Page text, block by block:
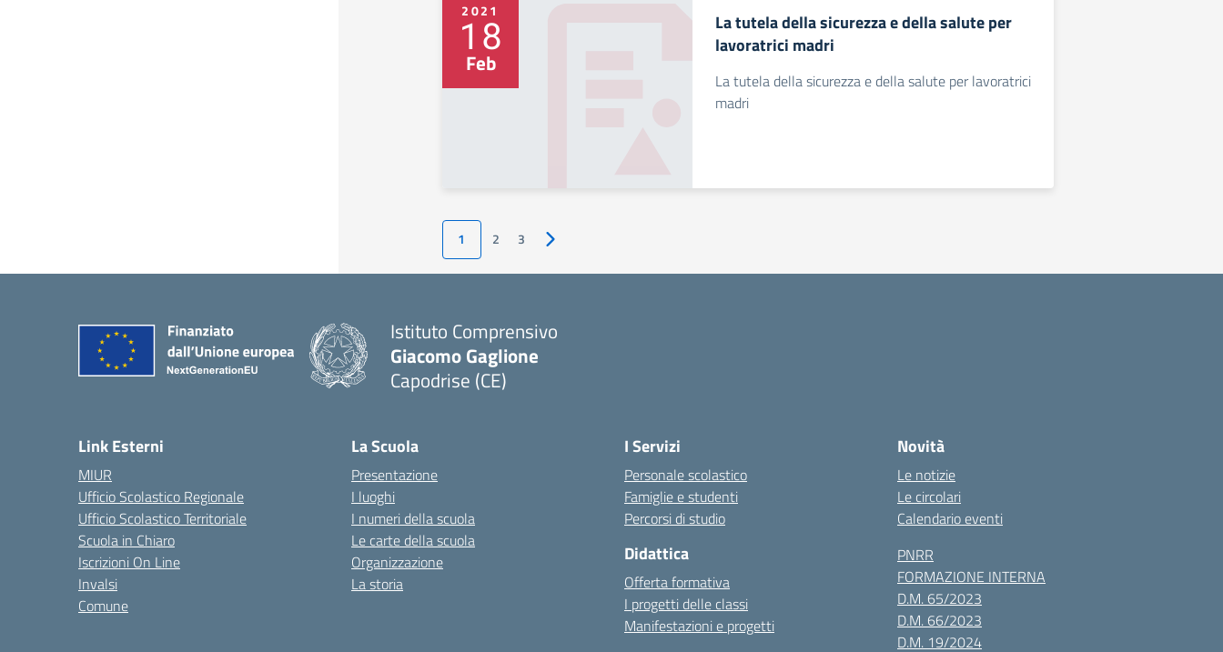
2021
18
Feb
La tutela della sicurezza e della salute per
lavoratrici madri
La tutela della sicurezza e della salute per lavoratrici
madri
1 2 3 Pagina successiva
Istituto Comprensivo
Giacomo Gaglione
Capodrise (CE)
Link Esterni
MIUR
Ufficio Scolastico Regionale
Ufficio Scolastico Territoriale
Scuola in Chiaro
Iscrizioni On Line
Invalsi
Comune
La Scuola
Presentazione
I luoghi
I numeri della scuola
Le carte della scuola
Organizzazione
La storia
I Servizi
Personale scolastico
Famiglie e studenti
Percorsi di studio
Didattica
Offerta formativa
I progetti delle classi
Manifestazioni e progetti
Novità
Le notizie
Le circolari
Calendario eventi
PNRR
FORMAZIONE INTERNA
D.M. 65/2023
D.M. 66/2023
D.M. 19/2024